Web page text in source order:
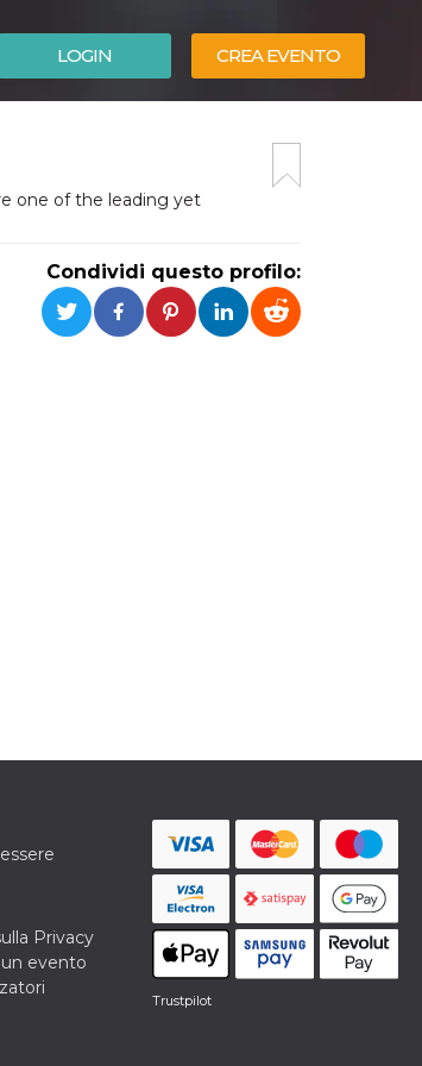
LOGIN CREA EVENTO
one of the leading yet
Condividi questo profilo:
Privacy
evento
Trustpilot